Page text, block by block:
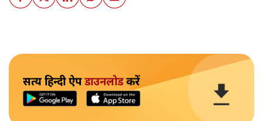
सत्य हिन्दी ऐपडाउनलोडकरें